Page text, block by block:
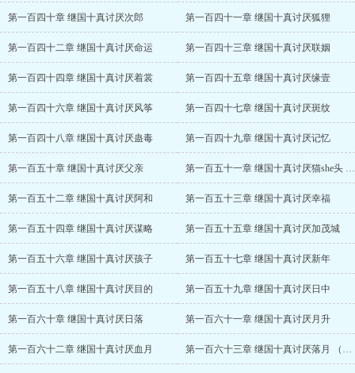
第一百四十章 继国十真讨厌次郎 第一百四十一章 继国十真讨厌狐狸
第一百四十二章 继国十真讨厌命运 第一百四十三章 继国十真讨厌联姻
第一百四十四章 继国十真讨厌着裳 第一百四十五章 继国十真讨厌缘壹
第一百四十六章 继国十真讨厌风筝 第一百四十七章 继国十真讨厌斑纹
第一百四十八章 继国十真讨厌蛊毒 第一百四十九章 继国十真讨厌记忆
第一百五十章 继国十真讨厌父亲 第一百五十一章 继国十真讨厌猫she头 （完整）
第一百五十二章 继国十真讨厌阿和 第一百五十三章 继国十真讨厌幸福
第一百五十四章 继国十真讨厌谋略 第一百五十五章 继国十真讨厌加茂城
第一百五十六章 继国十真讨厌孩子 第一百五十七章 继国十真讨厌新年
第一百五十八章 继国十真讨厌目的 第一百五十九章 继国十真讨厌日中
第一百六十章 继国十真讨厌日落 第一百六十一章 继国十真讨厌月升
第一百六十二章 继国十真讨厌血月 第一百六十三章 继国十真讨厌落月 （蛋章为第一版结尾）